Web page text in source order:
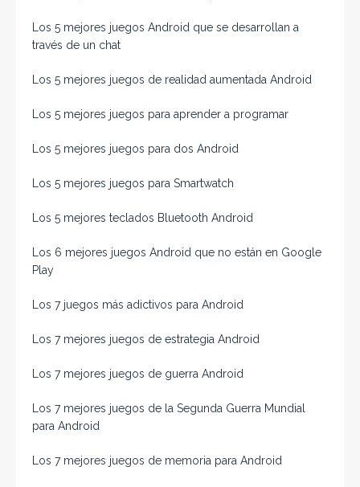
Los 5 mejores juegos Android que se desarrollan a
través de un chat
Los 5 mejores juegos de realidad aumentada Android
Los 5 mejores juegos para aprender a programar
Los 5 mejores juegos para dos Android
Los 5 mejores juegos para Smartwatch
Los 5 mejores teclados Bluetooth Android
Los 6 mejores juegos Android que no están en Google
Play
Los 7 juegos más adictivos para Android
Los 7 mejores juegos de estrategia Android
Los 7 mejores juegos de guerra Android
Los 7 mejores juegos de la Segunda Guerra Mundial
para Android
Los 7 mejores juegos de memoria para Android